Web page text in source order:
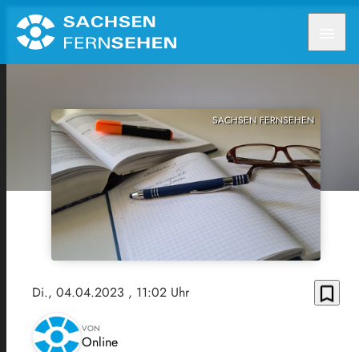
SACHSEN FERNSEHEN
Di., 04.04.2023 , 11:02 Uhr bookmark_border
VON
Online